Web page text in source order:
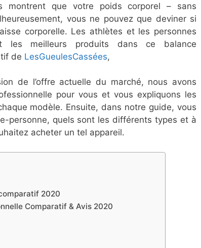
montrent que votre poids corporel – sans
vous ne pouvez que deviner si
corporelle. Les athlètes et les personnes
les meilleurs produits dans ce balance
de LesGueulesCassées,
de l’offre actuelle du marché, nous avons
pour vous et vous expliquons les
modèle. Ensuite, dans notre guide, vous
personne, quels sont les différents types et à
acheter un tel appareil.
2020
Comparatif ​& Avis 2020